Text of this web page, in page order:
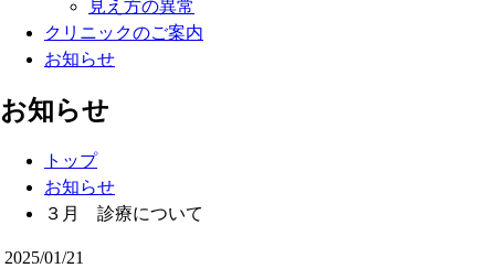
見え方の異常
クリニックのご案内
お知らせ
お知らせ
トップ
お知らせ
３月 診療について
2025/01/21